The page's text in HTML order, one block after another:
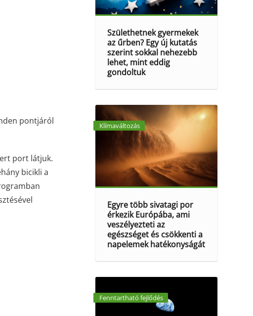
pontjáról
port látjuk.
bicikli a
Születhetnek gyermekek
az űrben? Egy új kutatás
szerint sokkal nehezebb
lehet, mint eddig
gondoltuk
Klímaváltozás
Egyre több sivatagi por
érkezik Európába, ami
veszélyezteti az
egészséget és csökkenti a
napelemek hatékonyságát
Fenntartható fejlődés